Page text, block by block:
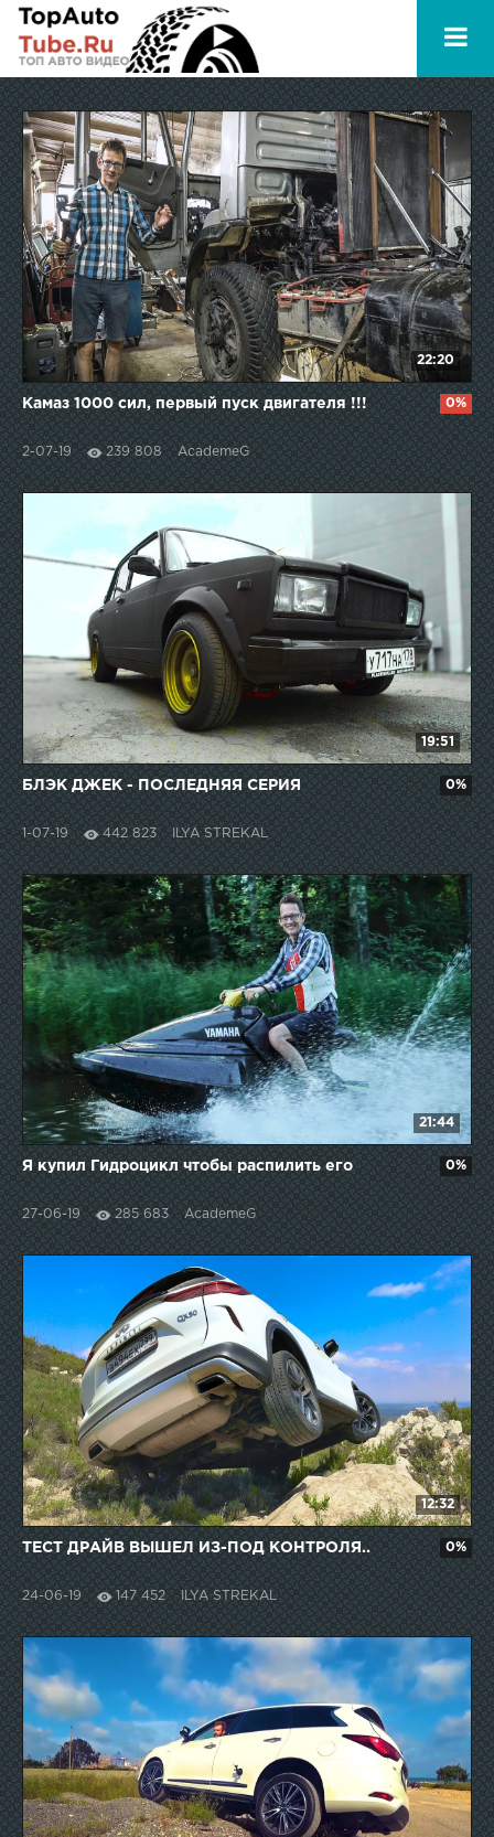
22:20
Камаз 1000 сил, первый пуск двигателя !!!
2-07-19 239 808 AcademeG
0%
19:51
БЛЭК ДЖЕК - ПОСЛЕДНЯЯ СЕРИЯ
1-07-19 442 823 ILYA STREKAL
0%
21:44
Я купил Гидроцикл чтобы распилить его
27-06-19 285 683 AcademeG
0%
12:32
ТЕСТ ДРАЙВ ВЫШЕЛ ИЗ-ПОД КОНТРОЛЯ..
24-06-19 147 452 ILYA STREKAL
0%